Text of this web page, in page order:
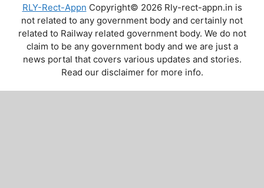
RLY-Rect-Appn Copyright© 2026 Rly-rect-appn.in is
not related to any government body and certainly not
related to Railway related government body. We do not
claim to be any government body and we are just a
news portal that covers various updates and stories.
Read our disclaimer for more info.